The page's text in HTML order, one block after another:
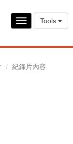
Tools
Toggle
navigation
紀錄片內容